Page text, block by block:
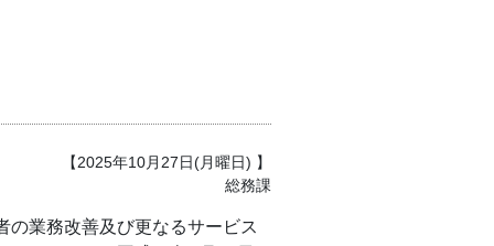
【2025年10月27日(月曜日) 】
総務課
の業務改善及び更なるサービス